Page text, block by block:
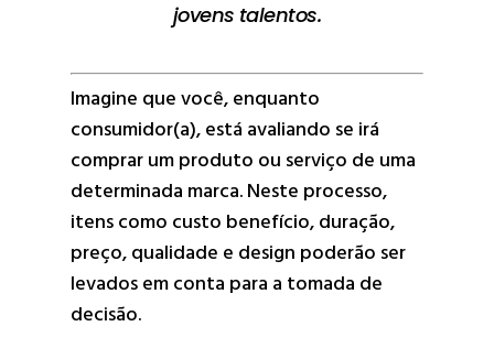
jovens talentos.
Imagine que você, enquanto
consumidor(a), está avaliando se irá
comprar um produto ou serviço de uma
determinada marca. Neste processo,
itens como custo benefício, duração,
preço, qualidade e design poderão ser
levados em conta para a tomada de
decisão.